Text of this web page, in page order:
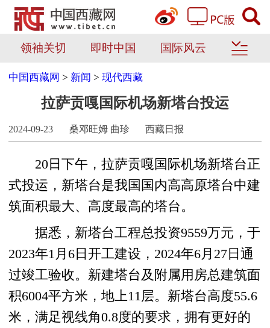
领袖关切 即时中国 国际风云
中国西藏网 > 新闻 >现代西藏
拉萨贡嘎国际机场新塔台投运
2024-09-23 桑邓旺姆 曲珍 西藏日报
20日下午，拉萨贡嘎国际机场新塔台正
式投运，新塔台是我国国内高高原塔台中建
筑面积最大、高度最高的塔台。
据悉，新塔台工程总投资9559万元，于
2023年1月6日开工建设，2024年6月27日通
过竣工验收。新建塔台及附属用房总建筑面
积6004平方米，地上11层。新塔台高度55.6
米，满足视线角0.8度的要求，拥有更好的